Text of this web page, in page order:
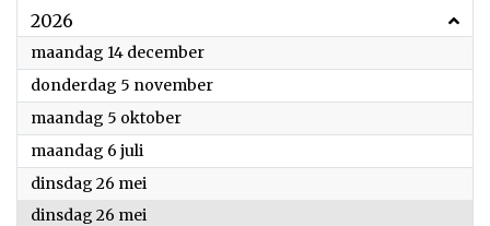
2026
maandag 14 december2026
donderdag 5 november2026
maandag 5 oktober2026
maandag 6 juli
dinsdag 26 mei
dinsdag 26 mei